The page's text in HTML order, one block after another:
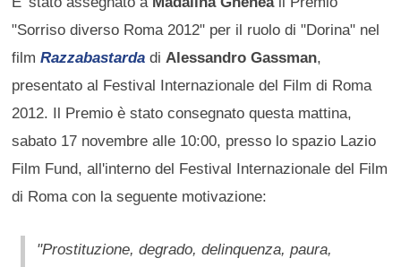
"Sorriso diverso Roma 2012" per il ruolo di "Dorina" nel
filmRazzabastarda diAlessandro Gassman,
presentato al Festival Internazionale del Film di Roma
2012. Il Premio è stato consegnato questa mattina,
sabato 17 novembre alle 10:00, presso lo spazio Lazio
Film Fund, all'interno del Festival Internazionale del Film
di Roma con la seguente motivazione:
"Prostituzione, degrado, delinquenza, paura,